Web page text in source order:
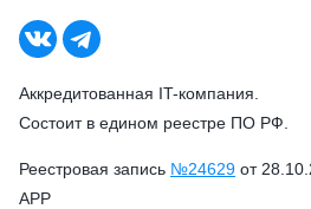
Аккредитованная IT-компания.
Состоит в едином реестре ПО РФ.
Реестровая запись №24629 от
APP